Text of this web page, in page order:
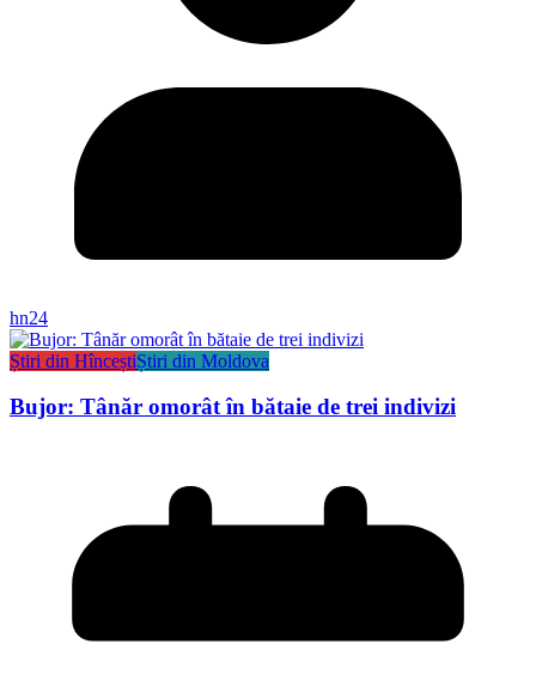
hn24
Știri din HînceștiȘtiri din Moldova
Bujor: Tânăr omorât în bătaie de trei indivizi